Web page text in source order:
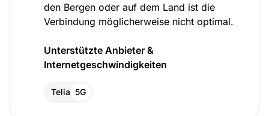
den Bergen oder auf dem Land ist die
Verbindung möglicherweise nicht optimal.
Unterstützte Anbieter &
Internetgeschwindigkeiten
Telia 5G